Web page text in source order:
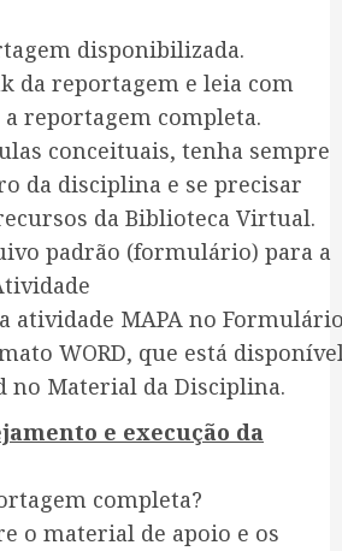
disponibilizada.
da reportagem e leia com
reportagem completa.
conceituais, tenha sempre
da disciplina e se precisar
da Biblioteca Virtual.
padrão (formulário) para a
atividade MAPA no
WORD, que está
no Material da Disciplina.
e execução da
completa?
o material de apoio e os